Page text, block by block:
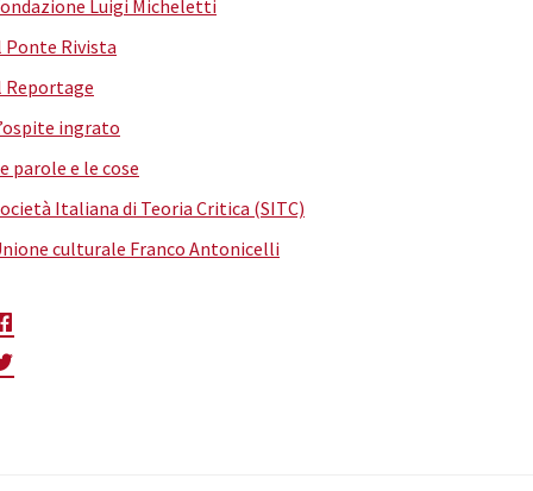
Luigi Micheletti
Ponte Rivista
Reportage
ingrato
parole e le cose
Italiana di Teoria Critica (SITC)
culturale Franco Antonicelli